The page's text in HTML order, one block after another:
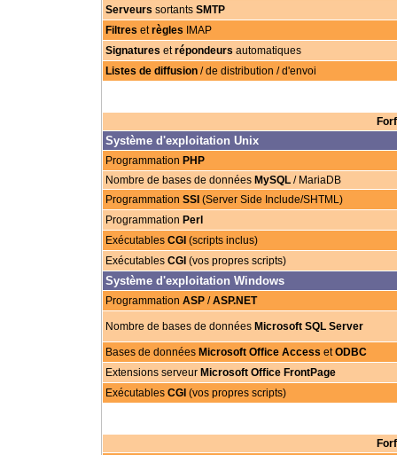
Serveurs sortants SMTP
Filtres etrègles IMAP
Signatures etrépondeurs automatiques
Listes de diffusion/ de distribution / d'envoi
Système d'exploitation Unix
Programmation PHP
Nombre de bases de données MySQL/ MariaDB
Programmation SSI (Server Side Include/SHTML)
Programmation Perl
Exécutables CGI (scripts inclus)
Exécutables CGI (vos propres scripts)
Système d'exploitation Windows
Programmation ASP/ASP.NET
Nombre de bases de données Microsoft SQL Server
Bases de données Microsoft Office Access etODBC
Extensions serveur Microsoft Office FrontPage
Exécutables CGI (vos propres scripts)